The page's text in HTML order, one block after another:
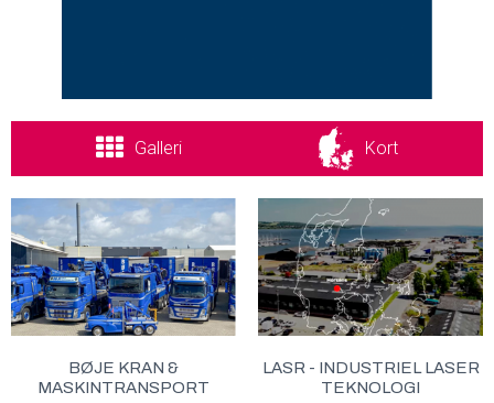
Galleri Kort
BØJE KRAN &
MASKINTRANSPORT
LASR - INDUSTRIEL LASER
TEKNOLOGI